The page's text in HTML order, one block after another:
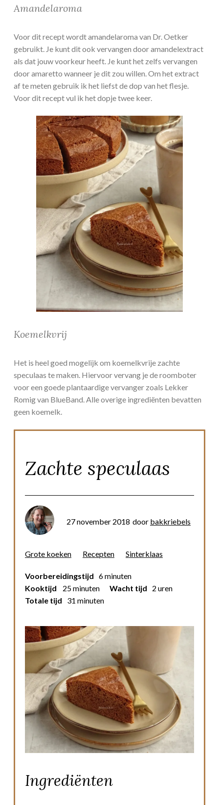
Amandelaroma
Voor dit recept wordt amandelaroma van Dr. Oetker
gebruikt. Je kunt dit ook vervangen door amandelextract
als dat jouw voorkeur heeft. Je kunt het zelfs vervangen
door amaretto wanneer je dit zou willen. Om het extract
af te meten gebruik ik het liefst de dop van het flesje.
Voor dit recept vul ik het dopje twee keer.
Koemelkvrij
Het is heel goed mogelijk om koemelkvrije zachte
speculaas te maken. Hiervoor vervang je de roomboter
voor een goede plantaardige vervanger zoals Lekker
Romig van BlueBand. Alle overige ingrediënten bevatten
geen koemelk.
Zachte speculaas
27 november 2018 door bakkriebels
Grote koeken Recepten Sinterklaas
Voorbereidingstijd 6 minuten
Kooktijd
25 minuten Wacht tijd
2 uren
Totale tijd
31 minuten
Ingrediënten